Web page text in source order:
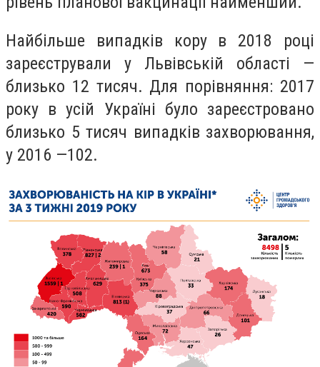
Найбільше випадків кору в 2018 році
зареєстрували у Львівській області —
близько 12 тисяч. Для порівняння: 2017
року в усій Україні було зареєстровано
близько 5 тисяч випадків захворювання,
у 2016 —102.